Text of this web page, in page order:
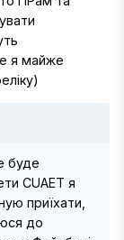
я майже
буде
CUAET я
приїхати,
до